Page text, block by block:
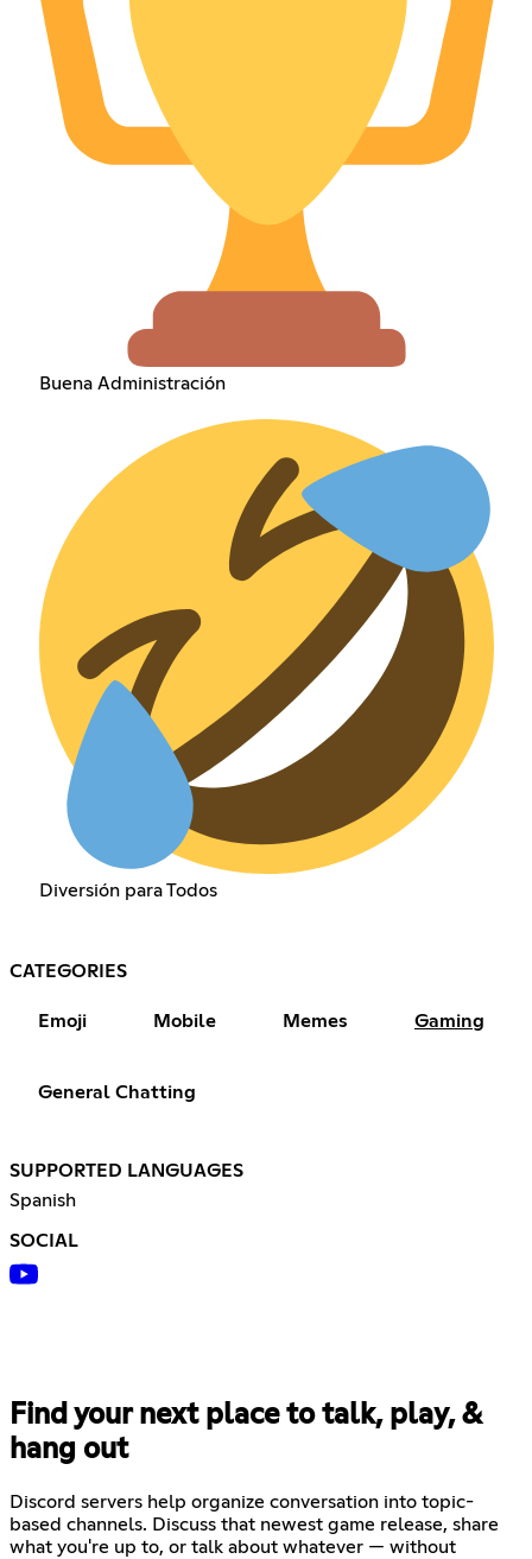
Buena Administración
Diversión para Todos
CATEGORIES
Emoji Mobile Memes Gaming
General Chatting
SUPPORTED LANGUAGES
Spanish
SOCIAL
Find your next place to talk, play, &
hang out
Discord servers help organize conversation into topic-
based channels. Discuss that newest game release, share
what you're up to, or talk about whatever — without